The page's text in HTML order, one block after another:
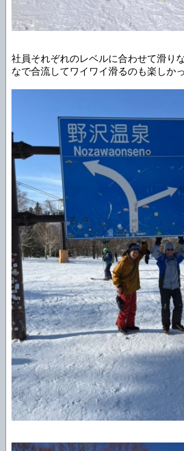
社員それぞれのレベルに合わせて滑り
なで合流してワイワイ滑るのも楽しか